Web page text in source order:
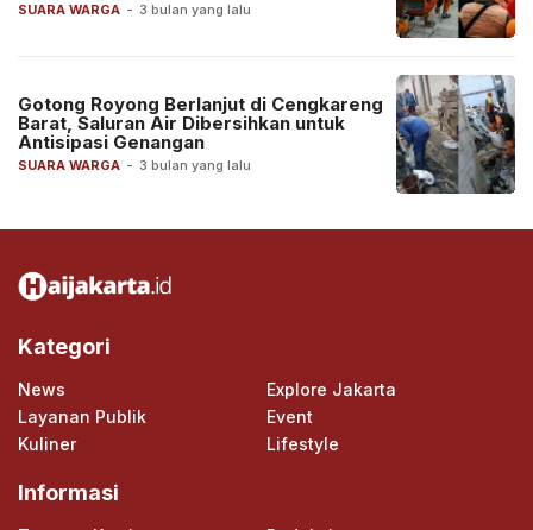
SUARA WARGA - 3 bulan yang lalu
SUARA WARGA - 3 bulan yang lalu
Gotong Royong Berlanjut di Cengkareng
Barat, Saluran Air Dibersihkan untuk
Antisipasi Genangan
Kategori
News
Explore Jakarta
Layanan Publik
Event
Kuliner
Lifestyle
Informasi